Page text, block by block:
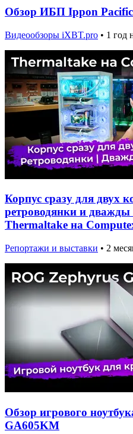
Обзор ИБП Ippon Pacific
Видеообзоры iXBT.pro • 1 год
Корпус сразу для двух
ретроводянки и
Thermaltake на
Репортажи и выставки • 2
Обзор игрового
GA605KM